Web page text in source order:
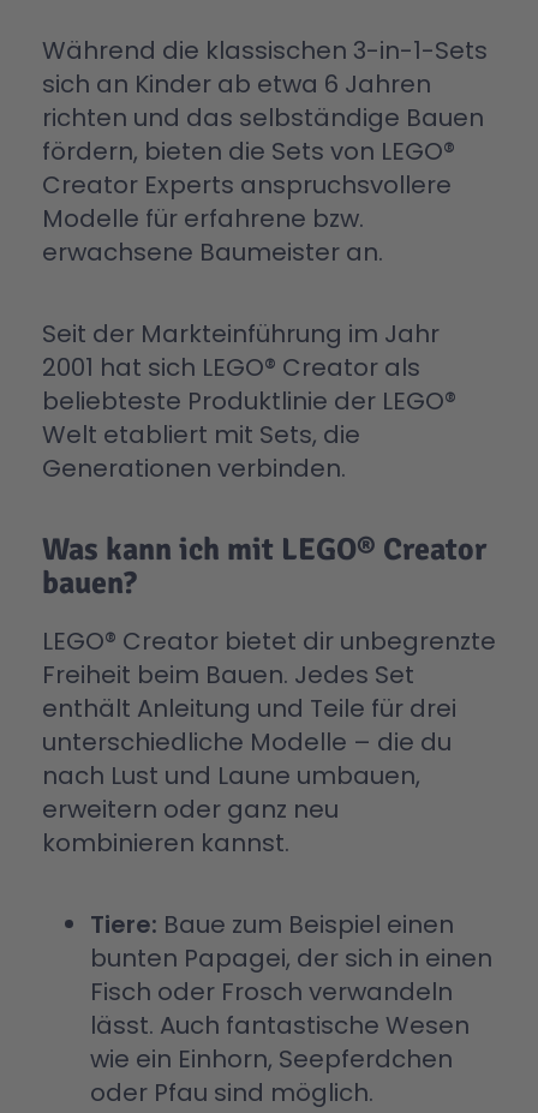
Während die klassischen 3-in-1-Sets
sich an Kinder ab etwa 6 Jahren
richten und das selbständige Bauen
fördern, bieten die Sets von LEGO®
Creator Experts anspruchsvollere
Modelle für erfahrene bzw.
erwachsene Baumeister an.
Seit der Markteinführung im Jahr
2001 hat sich LEGO® Creator als
beliebteste Produktlinie der LEGO®
Welt etabliert mit Sets, die
Generationen verbinden.
Was kann ich mit LEGO® Creator
bauen?
LEGO® Creator bietet dir unbegrenzte
Freiheit beim Bauen. Jedes Set
enthält Anleitung und Teile für drei
unterschiedliche Modelle – die du
nach Lust und Laune umbauen,
erweitern oder ganz neu
kombinieren kannst.
Tiere: Baue zum Beispiel einen
bunten Papagei, der sich in einen
Fisch oder Frosch verwandeln
lässt. Auch fantastische Wesen
wie ein Einhorn, Seepferdchen
oder Pfau sind möglich.